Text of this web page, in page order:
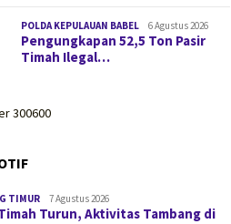
POLDA KEPULAUAN BABEL 6 Agustus 2026
Pengungkapan 52,5 Ton Pasir
Timah Ilegal…
TIMUR 7 Agustus 2026
Turun, Aktivitas Tambang di